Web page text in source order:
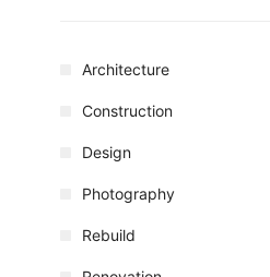
Architecture
Construction
Design
Photography
Rebuild